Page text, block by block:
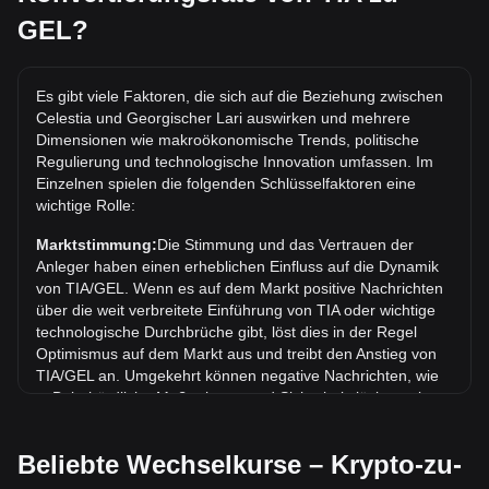
Was ist der höchste Kurs von TIA/GEL aller Zeiten?
Der bisherige Höchstkurs von 1 TIA in GEL liegt bei ₾54.68.
Wie ist der Kurstrend von in GEL?
In den letzten 7 Tagen ist der Wechselkurs von Celestia
(TIA) um 2.87% gestiegen. Im vergangenen Monat ist der
Wechselkurs von Celestia (TIA) gegenüber Georgischer Lari
GEL?
Es gibt viele Faktoren, die sich auf die Beziehung zwischen
Celestia und Georgischer Lari auswirken und mehrere
Dimensionen wie makroökonomische Trends, politische
Regulierung und technologische Innovation umfassen. Im
Einzelnen spielen die folgenden Schlüsselfaktoren eine
wichtige Rolle:
Marktstimmung:Die Stimmung und das Vertrauen der
Anleger haben einen erheblichen Einfluss auf die Dynamik
von TIA/GEL. Wenn es auf dem Markt positive Nachrichten
über die weit verbreitete Einführung von TIA oder wichtige
technologische Durchbrüche gibt, löst dies in der Regel
Optimismus auf dem Markt aus und treibt den Anstieg von
TIA/GEL an. Umgekehrt können negative Nachrichten, wie
z. B. behördliche Maßnahmen und Sicherheitslücken, eine
Die Regierungspolitik und die
Beliebte Wechselkurse – Krypto-zu-